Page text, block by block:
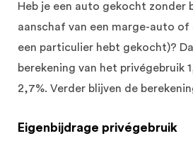
Heb je een auto gekocht zonder
aanschaf van een marge-auto of
een particulier hebt gekocht)?
berekening van het privégebruik
2,7%. Verder blijven de
Eigenbijdrage privégebruik